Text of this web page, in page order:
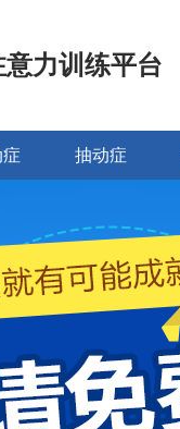
意力训练平台
抽动症